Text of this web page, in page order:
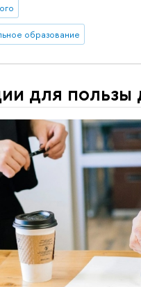
образование
для пользы